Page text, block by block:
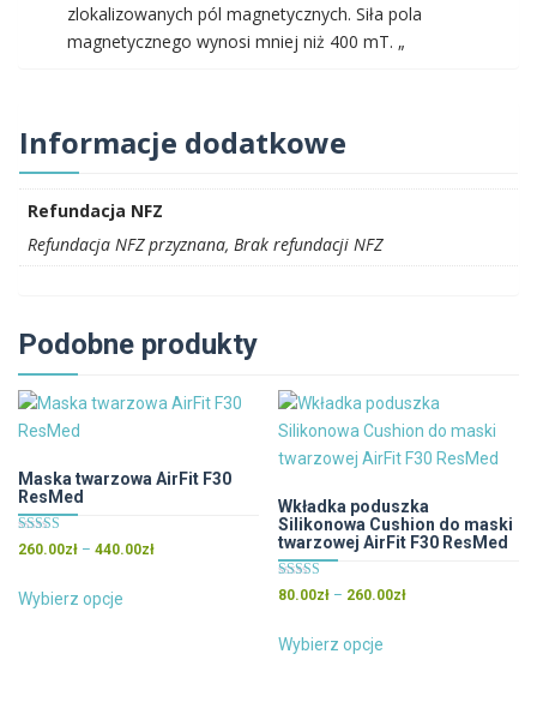
zlokalizowanych pól magnetycznych. Siła pola
magnetycznego wynosi mniej niż 400 mT. „
Informacje dodatkowe
Refundacja NFZ
Refundacja NFZ przyznana, Brak refundacji NFZ
Podobne produkty
Maska twarzowa AirFit F30
ResMed
Oceniono
4.50
260.00zł – 440.00złZakres
Wybierz opcje
Wkładka poduszka
Silikonowa Cushion do maski
twarzowej AirFit F30 ResMed
Oceniono
5.00
80.00zł – 260.00złZakres
Wybierz opcje